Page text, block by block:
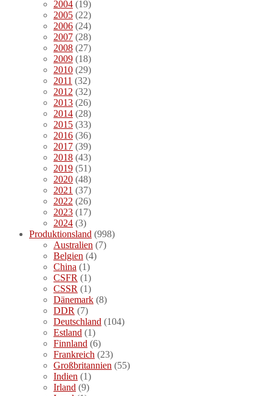
2004 (19)
2005 (22)
2006 (24)
2007 (28)
2008 (27)
2009 (18)
2010 (29)
2011 (32)
2012 (32)
2013 (26)
2014 (28)
2015 (33)
2016 (36)
2017 (39)
2018 (43)
2019 (51)
2020 (48)
2021 (37)
2022 (26)
2023 (17)
2024 (3)
Produktionsland (998)
Australien (7)
Belgien (4)
China (1)
CSFR (1)
CSSR (1)
Dänemark (8)
DDR (7)
Deutschland (104)
Estland (1)
Finnland (6)
Frankreich (23)
Großbritannien (55)
Indien (1)
Irland (9)